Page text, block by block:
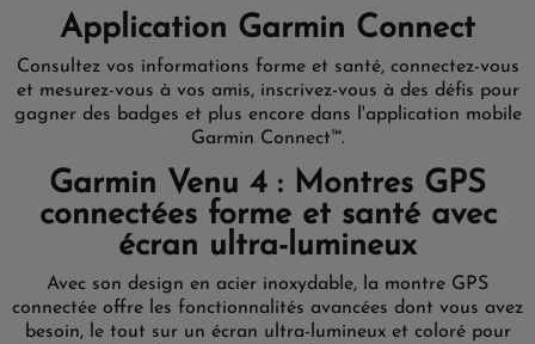
Application Garmin Connect
Consultez vos informations forme et santé, connectez-vous
et mesurez-vous à vos amis, inscrivez-vous à des défis pour
gagner des badges et plus encore dans l'application mobile
Garmin Connect™.
Garmin Venu 4 : Montres GPS
connectées forme et santé avec
écran ultra-lumineux
Avec son design en acier inoxydable, la montre GPS
connectée offre les fonctionnalités avancées dont vous avez
besoin, le tout sur un écran ultra-lumineux et coloré pour